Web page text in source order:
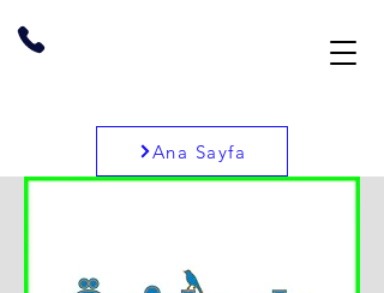
Ana Sayfa